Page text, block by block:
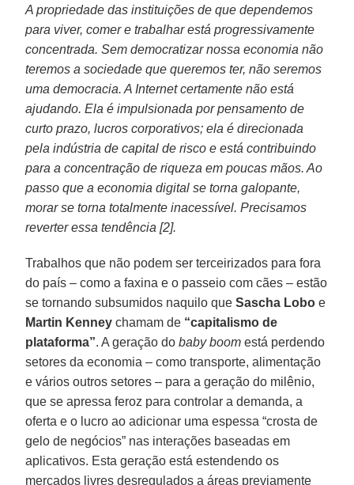
A propriedade das instituições de que dependemos
para viver, comer e trabalhar está progressivamente
concentrada. Sem democratizar nossa economia não
teremos a sociedade que queremos ter, não seremos
uma democracia. A Internet certamente não está
ajudando. Ela é impulsionada por pensamento de
curto prazo, lucros corporativos; ela é direcionada
pela indústria de capital de risco e está contribuindo
para a concentração de riqueza em poucas mãos. Ao
passo que a economia digital se torna galopante,
morar se torna totalmente inacessível. Precisamos
reverter essa tendência [2].
Trabalhos que não podem ser terceirizados para fora
do país – como a faxina e o passeio com cães – estão
se tornando subsumidos naquilo queSascha Lobo e
Martin Kenney chamam de “capitalismo de
plataforma”. A geração dobaby boom está perdendo
setores da economia – como transporte, alimentação
e vários outros setores – para a geração do milênio,
que se apressa feroz para controlar a demanda, a
oferta e o lucro ao adicionar uma espessa “crosta de
gelo de negócios” nas interações baseadas em
aplicativos. Esta geração está estendendo os
mercados livres desregulados a áreas previamente